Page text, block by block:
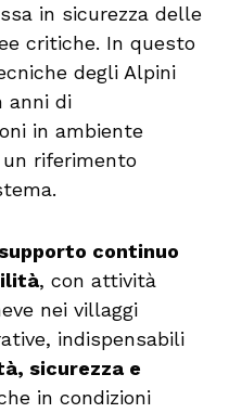
in sicurezza delle
critiche. In questo
degli Alpini
anni di
in ambiente
riferimento
supporto continuo
, con attività
nei villaggi
indispensabili
sicurezza e
in condizioni